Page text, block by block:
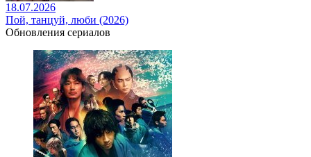
18.07.2026
Пой, танцуй, люби (2026)
Обновления сериалов